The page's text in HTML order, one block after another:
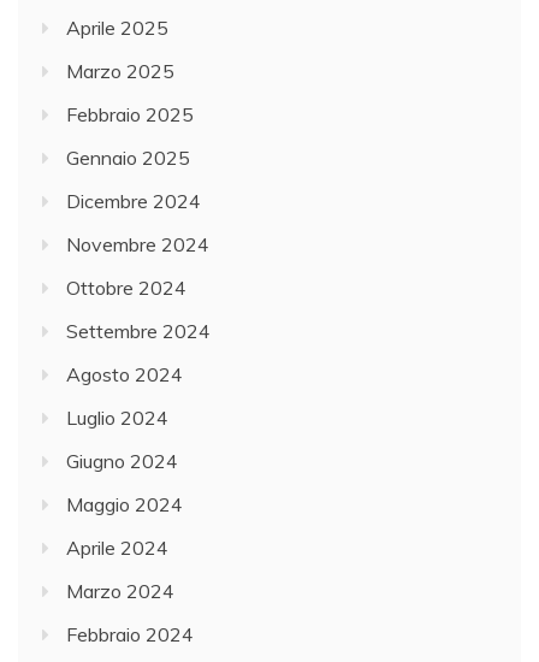
Aprile 2025
Marzo 2025
Febbraio 2025
Gennaio 2025
Dicembre 2024
Novembre 2024
Ottobre 2024
Settembre 2024
Agosto 2024
Luglio 2024
Giugno 2024
Maggio 2024
Aprile 2024
Marzo 2024
Febbraio 2024